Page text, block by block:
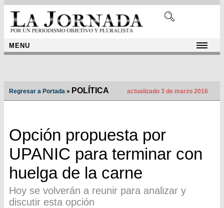
MENU
Regresar a Portada » POLÍTICA actualizado 3 de marzo 2016
Opción propuesta por
UPANIC para terminar con
huelga de la carne
Hoy se volverán a reunir para analizar y
discutir esta opción